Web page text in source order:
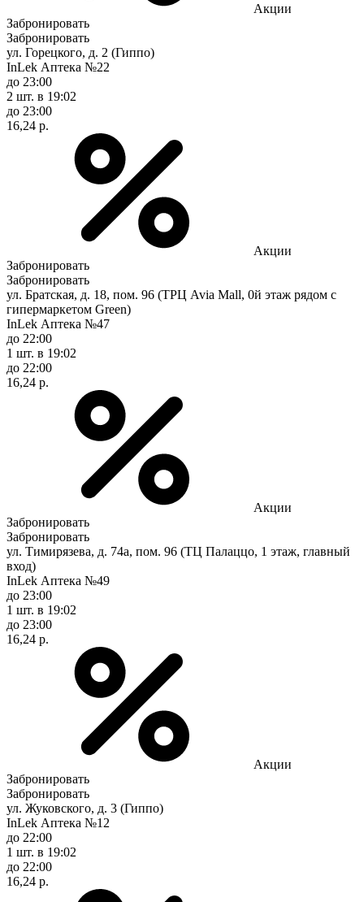
Акции
Забронировать
Забронировать
ул. Горецкого, д. 2 (Гиппо)
InLek Аптека №22
до 23:00
2 шт. в 19:02
до 23:00
16,24 р.
Акции
Забронировать
Забронировать
ул. Братская, д. 18, пом. 96 (ТРЦ Avia Mall, 0й этаж рядом с
гипермаркетом Green)
InLek Аптека №47
до 22:00
1 шт. в 19:02
до 22:00
16,24 р.
Акции
Забронировать
Забронировать
ул. Тимирязева, д. 74а, пом. 96 (ТЦ Палаццо, 1 этаж, главный
вход)
InLek Аптека №49
до 23:00
1 шт. в 19:02
до 23:00
16,24 р.
Акции
Забронировать
Забронировать
ул. Жуковского, д. 3 (Гиппо)
InLek Аптека №12
до 22:00
1 шт. в 19:02
до 22:00
16,24 р.